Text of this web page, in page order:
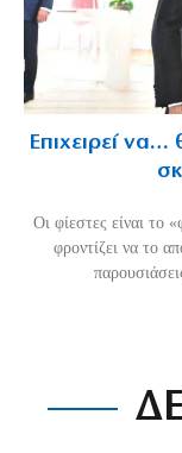
Επιχειρεί
Οι φίεστες είναι το
φροντίζει να το